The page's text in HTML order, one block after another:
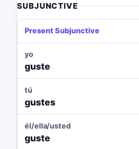
SUBJUNCTIVE
Present Subjunctive
yo
guste
tú
gustes
él/ella/usted
guste